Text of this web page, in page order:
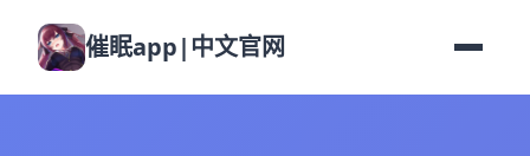
催眠app|中文官网